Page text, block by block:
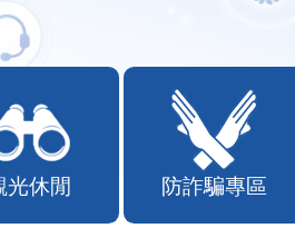
光休閒 防詐騙專區